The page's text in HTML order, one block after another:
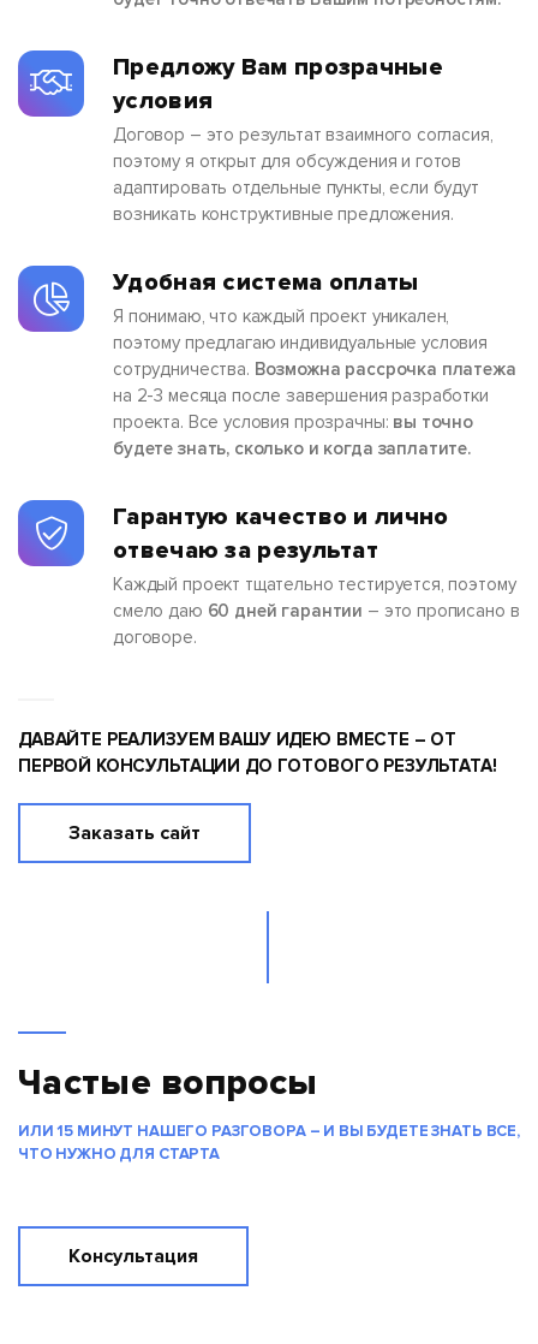
Предложу Вам прозрачные
условия
Договор – это результат взаимного согласия,
поэтому я открыт для обсуждения и готов
адаптировать отдельные пункты, если будут
возникать конструктивные предложения.
Удобная система оплаты
Я понимаю, что каждый проект уникален,
поэтому предлагаю индивидуальные условия
сотрудничества. Возможна рассрочка платежа
на 2-3 месяца после завершения разработки
проекта. Все условия прозрачны: вы точно
будете знать, сколько и когда заплатите.
Гарантую качество и лично
отвечаю за результат
Каждый проект тщательно тестируется, поэтому
смело даю 60 дней гарантии – это прописано в
договоре.
ДАВАЙТЕ РЕАЛИЗУЕМ ВАШУ ИДЕЮ ВМЕСТЕ – ОТ
ПЕРВОЙ КОНСУЛЬТАЦИИ ДО ГОТОВОГО РЕЗУЛЬТАТА!
Заказать сайт
Частые вопросы
ИЛИ 15 МИНУТ НАШЕГО РАЗГОВОРА – И ВЫ БУДЕТЕ ЗНАТЬ ВСЕ,
ЧТО НУЖНО ДЛЯ СТАРТА
Консультация